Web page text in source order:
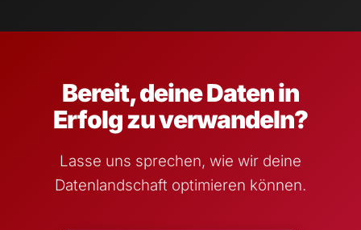
Bereit, deine Daten in
Erfolg zu verwandeln?
Lasse uns sprechen, wie wir deine
Datenlandschaft optimieren können.